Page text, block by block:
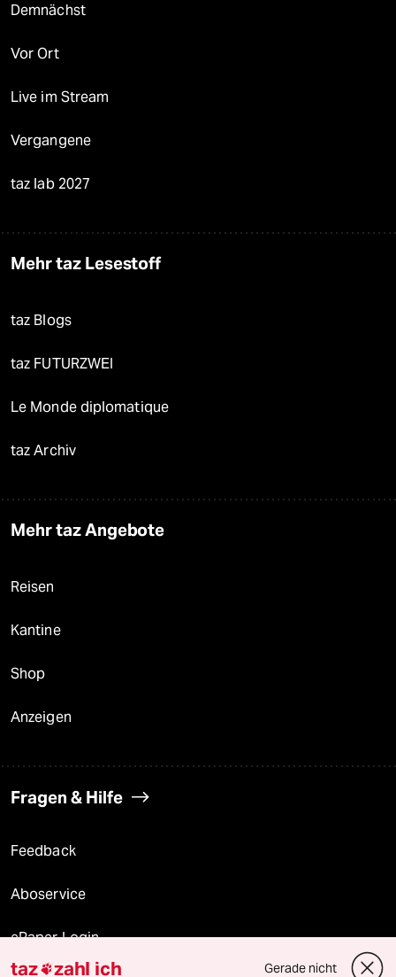
Demnächst
Vor Ort
Live im Stream
Vergangene
taz lab 2027
Mehr taz Lesestoff
taz Blogs
taz FUTURZWEI
Le Monde diplomatique
taz Archiv
Mehr taz Angebote
Reisen
Kantine
Shop
Anzeigen
Fragen & Hilfe
Feedback
Aboservice
ePaper Login
taz zahl ich Gerade nicht